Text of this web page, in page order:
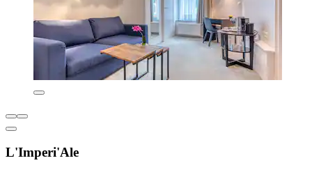
L'Imperi'Ale